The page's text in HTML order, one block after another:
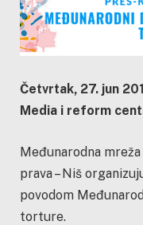
Četvrtak, 27. jun
Media i reform
Međunarodna
prava – Niš
povodom
torture.